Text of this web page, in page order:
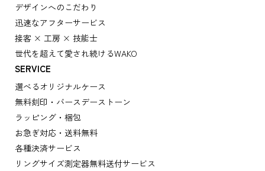
デザインへのこだわり
迅速なアフターサービス
接客 × 工房 × 技能士
世代を超えて愛され続けるWAKO
SERVICE
選べるオリジナルケース
無料刻印・バースデーストーン
ラッピング・梱包
お急ぎ対応・送料無料
各種決済サービス
リングサイズ測定器無料送付サービス